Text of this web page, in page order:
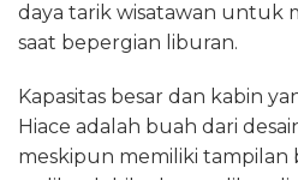
daya tarik wisatawan untuk
saat bepergian liburan.
Kapasitas besar dan kabin
Hiace adalah buah dari
meskipun memiliki tampilan